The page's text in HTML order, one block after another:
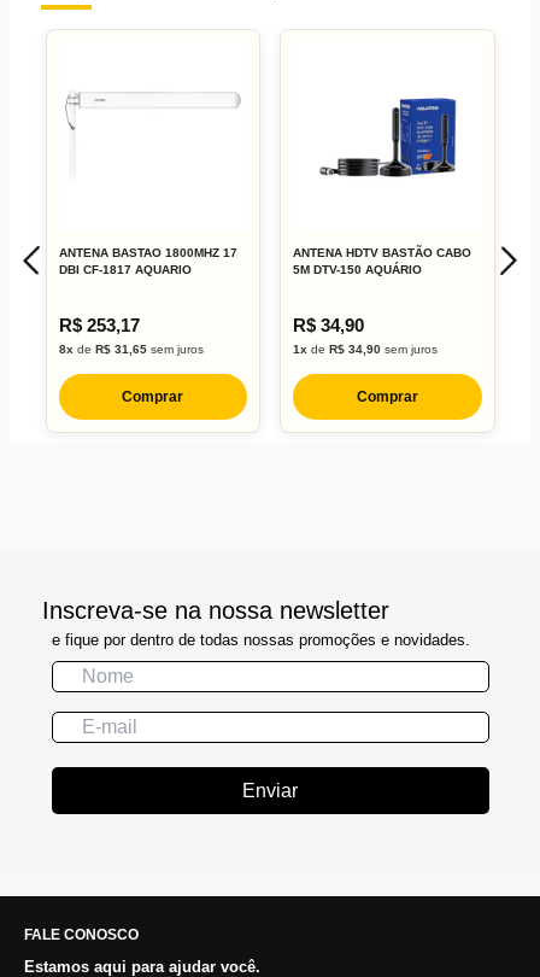
Material:
É TV digital terrestre:
Faixa de Frequência:
Faixa de Recepção:
ANTENA BASTAO 1800MHZ 17
DBI CF-1817 AQUARIO
R$ 253,17
8x de R$ 31,65sem juros
Comprar
ANTENA HDTV BASTÃO CABO
5M DTV-150 AQUÁRIO
R$ 34,90
1x deR$ 34,90 sem juros
Comprar
Inscreva-se na nossa newsletter
e fique por dentro de todas nossas promoções e novidades.
Enviar
FALE CONOSCO
Estamos aqui para ajudar você.